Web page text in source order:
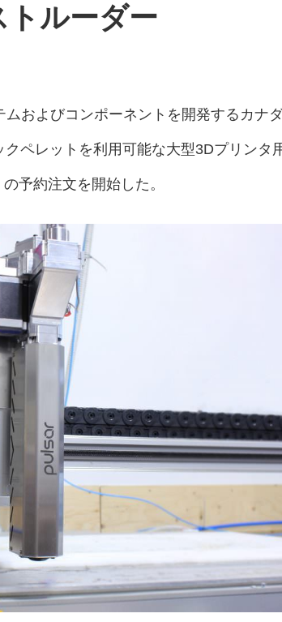
ルーダー
およびコンポーネントを開発するカナ
ペレットを利用可能な大型3Dプリンタ
の予約注文を開始した。